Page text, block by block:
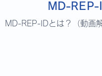
MD-REP-
MD-REP-IDとは？（動画解